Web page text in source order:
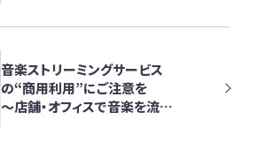
音楽ストリーミングサービス
の“商用利用”にご注意を
～店舗・オフィスで音楽を流す